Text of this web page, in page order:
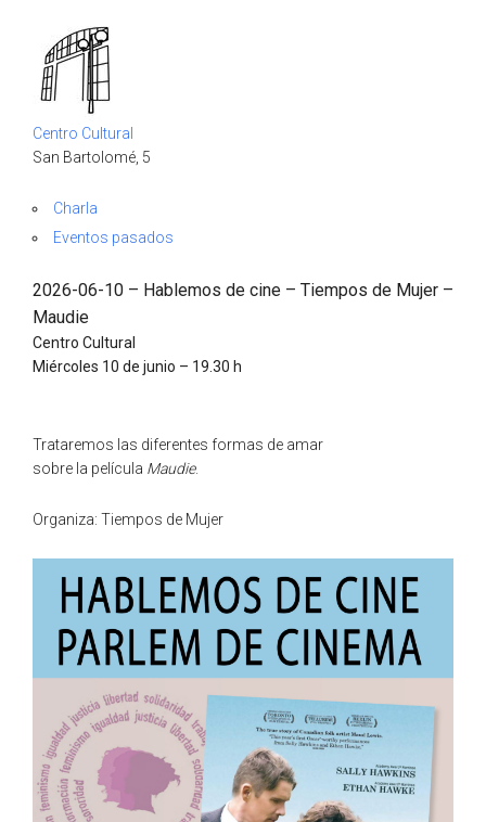
Centro Cultural
San Bartolomé, 5
Charla
Eventos pasados
2026-06-10 – Hablemos de cine – Tiempos de Mujer –
Maudie
Centro Cultural
Miércoles 10 de junio – 19.30 h
Trataremos las diferentes formas de amar
sobre la película Maudie.
Organiza: Tiempos de Mujer